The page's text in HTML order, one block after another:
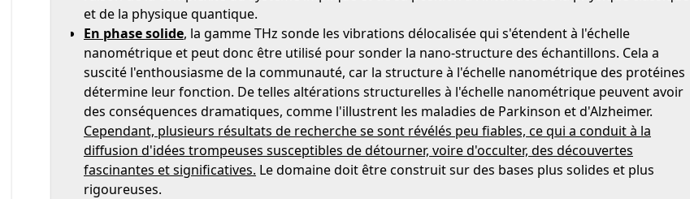
et de la physique quantique.
En phase solide, la gamme THz sonde les vibrations délocalisée qui s'étendent à l'échelle
nanométrique et peut donc être utilisé pour sonder la nano-structure des échantillons. Cela a
suscité l'enthousiasme de la communauté, car la structure à l'échelle nanométrique des protéines
détermine leur fonction. De telles altérations structurelles à l'échelle nanométrique peuvent avoir
des conséquences dramatiques, comme l'illustrent les maladies de Parkinson et d'Alzheimer.
Cependant, plusieurs résultats de recherche se sont révélés peu fiables, ce qui a conduit à la
diffusion d'idées trompeuses susceptibles de détourner, voire d'occulter, des découvertes
fascinantes et significatives. Le domaine doit être construit sur des bases plus solides et plus
rigoureuses.